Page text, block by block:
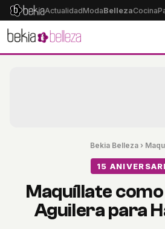
ActualidadModaBellezaCocina
Bekia Belleza›
15
Maquíllate
Aguilera para